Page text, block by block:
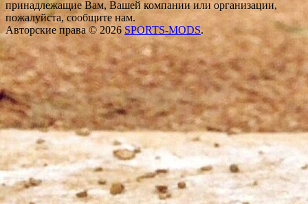
принадлежащие Вам, Вашей компании или организации,
пожалуйста, сообщите нам.
Авторские права © 2026 SPORTS-MODS.